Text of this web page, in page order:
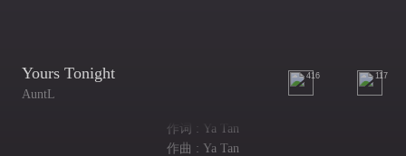
Yours Tonight
AuntL
416 117
作词 : Ya Tan
作曲 : Ya Tan